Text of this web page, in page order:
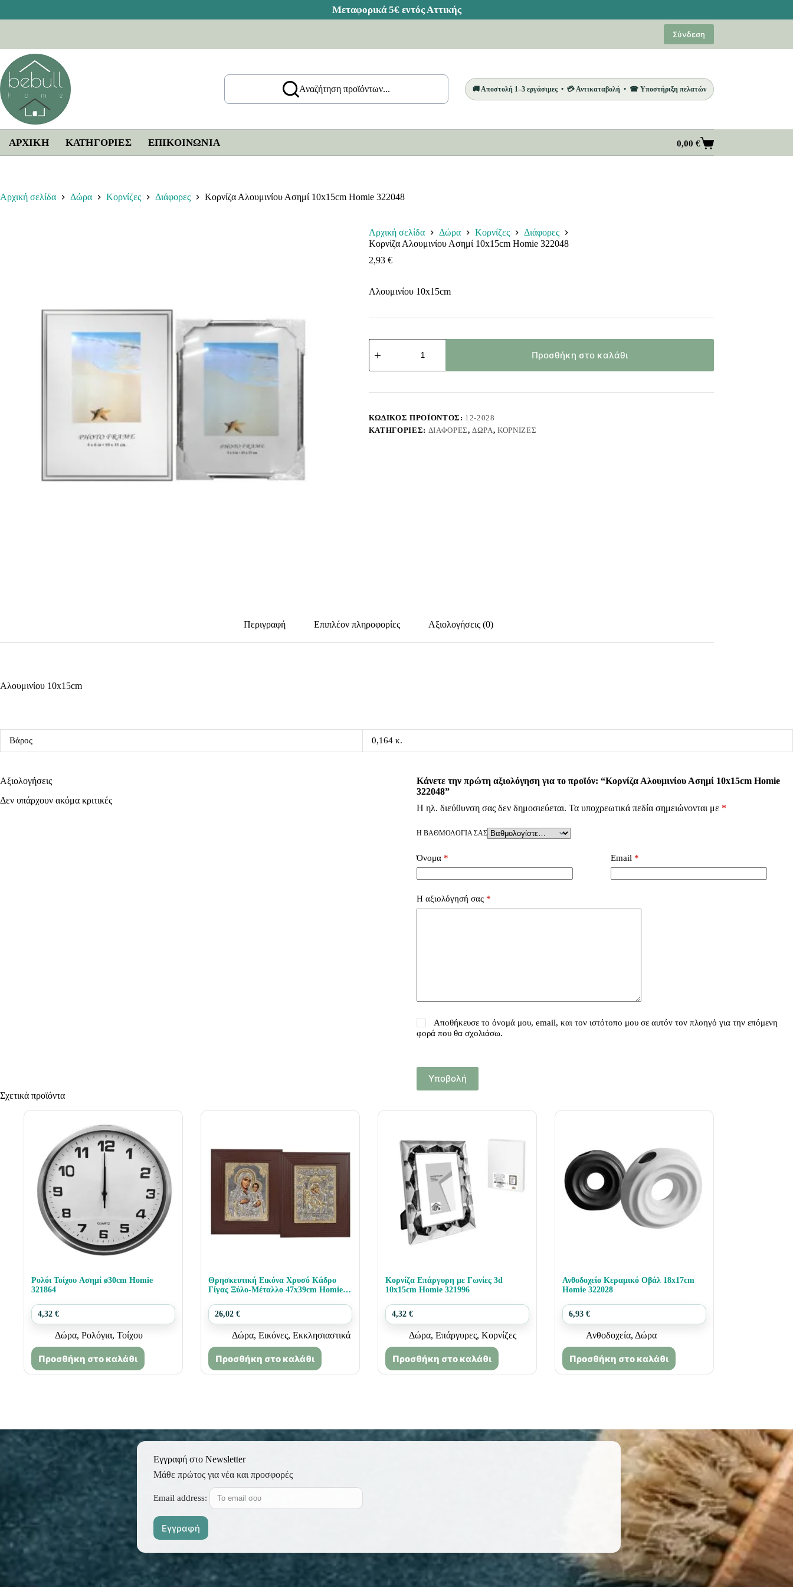
Σύνδεση
Αναζήτηση προϊόντων... 🚚 Αποστολή 1–3 εργάσιμες • 💳 Αντικαταβολή • ☎ Υποστήριξη πελατών
ΑΡΧΙΚΗ ΚΑΤΗΓΟΡΙΕΣ ΕΠΙΚΟΙΝΩΝΊΑ
Καλάθι
Αγορών
0,00 €
Αρχική σελίδα Δώρα Κορνίζες Διάφορες Κορνίζα Αλουμινίου Ασημί 10x15cm Homie 322048
Αρχική σελίδα Δώρα Κορνίζες
Διάφορες
Κορνίζα Αλουμινίου Ασημί 10x15cm Homie 322048
2,93 €
Αλουμινίου 10x15cm
Κορνίζα
Αλουμινίου
10x15cm
322048
Προσθήκη στο καλάθι
ΚΩΔΙΚΌΣ ΠΡΟΪΌΝΤΟΣ: 12-2028
ΚΑΤΗΓΟΡΊΕΣ: ΔΙΆΦΟΡΕΣ,ΔΏΡΑ,ΚΟΡΝΊΖΕΣ
Περιγραφή Επιπλέον πληροφορίες Αξιολογήσεις (0)
Αλουμινίου 10x15cm
Βάρος 0,164 κ.
Αξιολογήσεις
Δεν υπάρχουν ακόμα κριτικές
Κάνετε την πρώτη αξιολόγηση για το προϊόν: “Κορνίζα Αλουμινίου Ασημί 10x15cm Homie
322048”
Η ηλ. διεύθυνση σας δεν δημοσιεύεται. Τα υποχρεωτικά πεδία σημειώνονται με *
Η ΒΑΘΜΟΛΟΓΊΑ ΣΑΣ
Όνομα* Email *
Η αξιολόγησή σας *
Αποθήκευσε το όνομά μου, email, και τον ιστότοπο μου σε αυτόν τον πλοηγό για την επόμενη
φορά που θα σχολιάσω.
Υποβολή
Σχετικά προϊόντα
Ρολόι Τοίχου Ασημί ø30cm Homie
321864
4,32 €
Δώρα, Ρολόγια, Τοίχου
Προσθήκη στο καλάθι
Θρησκευτική Εικόνα Χρυσό Κάδρο
Γίγας Ξύλο-Μέταλλο 47x39cm Homie
26,02 €
Δώρα, Εικόνες, Εκκλησιαστικά
Προσθήκη στο καλάθι
Κορνίζα Επάργυρη με Γωνίες 3d
10x15cm Homie 321996
4,32 €
Δώρα, Επάργυρες, Κορνίζες
Προσθήκη στο καλάθι
Ανθοδοχείο Κεραμικό Οβάλ 18x17cm
Homie 322028
6,93 €
Ανθοδοχεία, Δώρα
Προσθήκη στο καλάθι
Εγγραφή στο Newsletter
Μάθε πρώτος για νέα και προσφορές
Email address: